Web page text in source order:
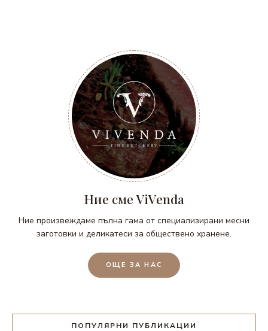
Ние сме ViVenda
Ние произвеждаме пълна гама от специализирани месни
заготовки и деликатеси за обществено хранене.
ОЩЕ ЗА НАС
ПОПУЛЯРНИ ПУБЛИКАЦИИ